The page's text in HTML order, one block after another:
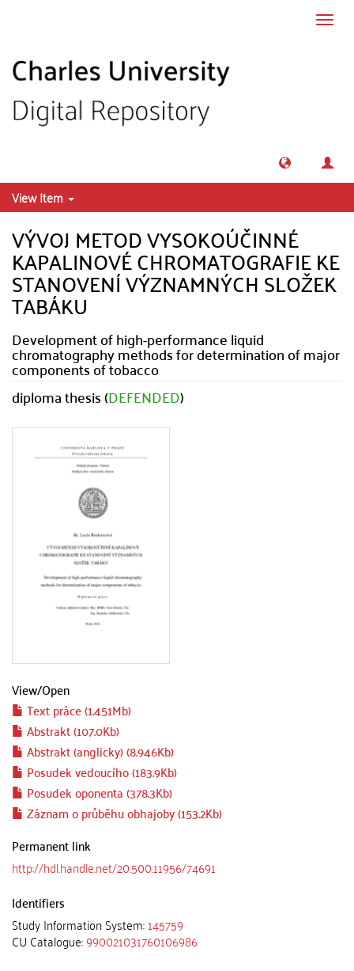
View Item
VÝVOJ METOD VYSOKOÚČINNÉ
KAPALINOVÉ CHROMATOGRAFIE KE
STANOVENÍ VÝZNAMNÝCH SLOŽEK
TABÁKU
Development of high-performance liquid
chromatography methods for determination of major
components of tobacco
diploma thesis (DEFENDED)
View/Open
Text práce (1.451Mb)
Abstrakt (107.0Kb)
Abstrakt (anglicky) (8.946Kb)
Posudek vedoucího (183.9Kb)
Posudek oponenta (378.3Kb)
Záznam o průběhu obhajoby (153.2Kb)
Permanent link
http://hdl.handle.net/20.500.11956/74691
Identifiers
Study Information System:145759
CU Catalogue:990021031760106986